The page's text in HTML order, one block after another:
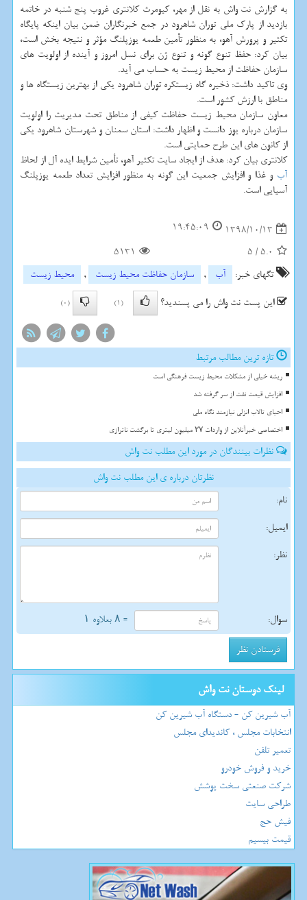
به گزارش نت واش به نقل از مهر، كیومرث كلانتری غروب پنج شنبه در خاتمه
بازدید از پارك ملی توران شاهرود در جمع خبرنگاران ضمن بیان اینكه پایگاه
تكثیر و پرورش آهو، به منظور تأمین طعمه یوزپلنگ مؤثر و نتیجه بخش است،
بیان كرد: حفظ تنوع گونه و تنوع ژن برای نسل امروز و آینده از اولویت های
سازمان حفاظت از محیط زیست به حساب می آید.
وی تاكید داشت: ذخیره گاه زیستكره توران شاهرود یكی از بهترین زیستگاه ها و
مناطق با ارزش كشور است.
معاون سازمان محیط زیست حفاظت كیفی از مناطق تحت مدیریت را اولویت
سازمان درباره یوز دانست و اظهار داشت: استان سمنان و شهرستان شاهرود یكی
از كانون های این طرح حمایتی است.
كلانتری بیان كرد: هدف از ایجاد سایت تكثیر آهو، تأمین شرایط ایده آل از لحاظ
آب و غذا و افزایش جمعیت این گونه به منظور افزایش تعداد طعمه یوزپلنگ
آسیایی است.
1398/10/13
19:45:09
5.0
/
5
5131
تگهای خبر:
آب , سازمان حفاظت محیط زیست ,
محیط زیست
این پست نت واش را می پسندید؟
(1)
(0)
تازه ترین مطالب مرتبط
ریشه خیلی از مشکلات محیط زیست فرهنگی است
افزایش قیمت نفت از سر گرفته شد
احیای تالاب انزلی نیازمند نگاه ملی
اختصاصی خبرآنلاین از واردات ۲۷ میلیون لیتری تا برگشت ناترازی
نظرات بینندگان در مورد این مطلب نت واش
نظرتان درباره ی این مطلب نت واش
نام:
ایمیل:
نظر:
سوال: = ۸ بعلاوه ۱
لینک دوستان نت واش
آب شیرین کن - دستگاه آب شیرین کن
انتخابات مجلس ، کاندیدای مجلس
تعمیر تلفن
خرید و فروش خودرو
شرکت صنعتی سخت پوشش
طراحی سایت
فیش حج
قیمت بیسیم